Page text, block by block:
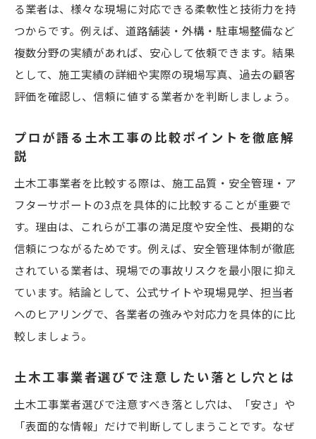
る業者は、様々な現場に対応できる柔軟性と技術力を持
つからです。例えば、道路舗装・外構・駐車場整備など
複数分野の実績があれば、安心して依頼できます。結果
として、施工実績の詳細や実際の現場写真、過去の顧客
評価を確認し、信頼に値する業者かを判断しましょう。
プロが語る土木工事の比較ポイントを徹底解
説
土木工事業者を比較する際は、施工品質・安全管理・ア
フターサポートの3点を具体的に比較することが重要で
す。理由は、これらが工事の満足度や安全性、長期的な
信頼につながるためです。例えば、安全管理体制が徹底
されている業者は、現場での事故リスクを最小限に抑え
ています。結論として、公式サイトや現場見学、担当者
へのヒアリングで、各業者の強みや対応力を具体的に比
較しましょう。
土木工事業者選びで注意したい落とし穴とは
土木工事業者選びで注意すべき落とし穴は、「安さ」や
「表面的な情報」だけで判断してしまうことです。なぜ